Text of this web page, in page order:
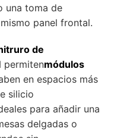
una toma de
panel frontal.
de
permitenmódulos
en espacios más
silicio
para añadir una
delgadas o